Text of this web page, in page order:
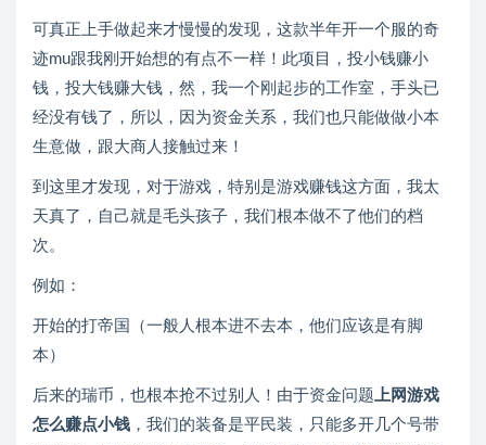
可真正上手做起来才慢慢的发现，这款半年开一个服的奇
迹mu跟我刚开始想的有点不一样！此项目，投小钱赚小
钱，投大钱赚大钱，然，我一个刚起步的工作室，手头已
经没有钱了，所以，因为资金关系，我们也只能做做小本
生意做，跟大商人接触过来！
到这里才发现，对于游戏，特别是游戏赚钱这方面，我太
天真了，自己就是毛头孩子，我们根本做不了他们的档
次。
例如：
开始的打帝国（一般人根本进不去本，他们应该是有脚
本）
后来的瑞币，也根本抢不过别人！由于资金问题上网游戏
怎么赚点小钱 ，我们的装备是平民装，只能多开几个号带